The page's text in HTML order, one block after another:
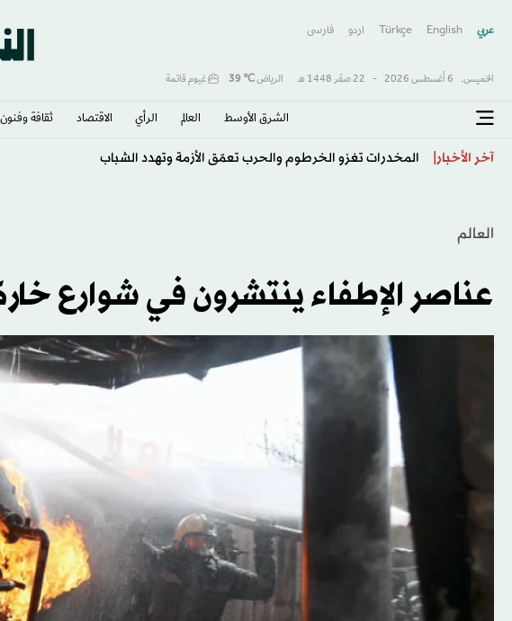
عربي English
Türkçe اردو فارسى
الخميس, 6 أغسطس 2026 - 22 صفَر 1448 هـ الرياض℃
39 غيوم قاتمة
الشرق الأوسط​ العالم الرأي الاقتصاد ثقافة وفنون
آخر الأخبار انفجار عبوة ناسفة بحافلة نقل ركاب في مدينة جرمانا قرب دمشق
العالم
عناصر الإطفاء ينتشرون في شوارع